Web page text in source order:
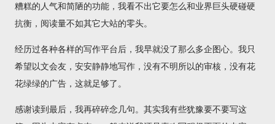
糟糕的人气和简陋的功能，我看不出它要怎么和业界巨头硬碰硬
抗衡，阅读量不如其它大站的零头。
经历过各种各样的写作平台后，我早就没了那么多企图心。我只
希望以文会友，安安静静地写作，没有不明所以的审核，没有花
花绿绿的广告，这就足够了。
感谢读到最后，我再碎碎念几句。其实我有些犹豫要不要写这